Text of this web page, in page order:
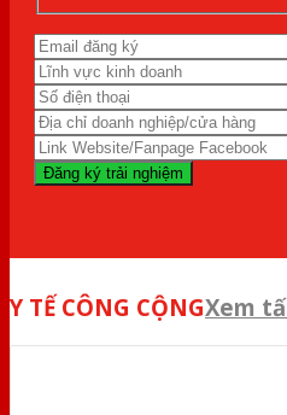
Y TẾ CÔNG CỘNGXem